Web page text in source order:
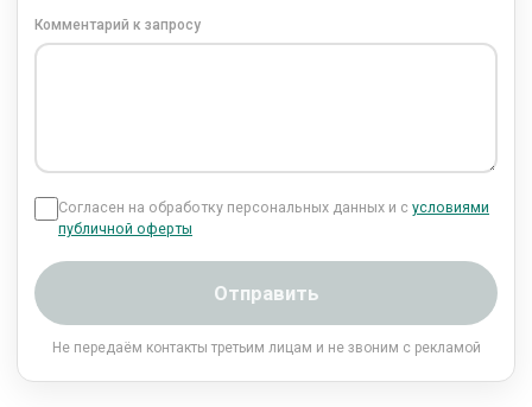
Комментарий к запросу
Согласен на обработку персональных данных и с условиями
публичной оферты
Отправить
Не передаём контакты третьим лицам и не звоним с рекламой